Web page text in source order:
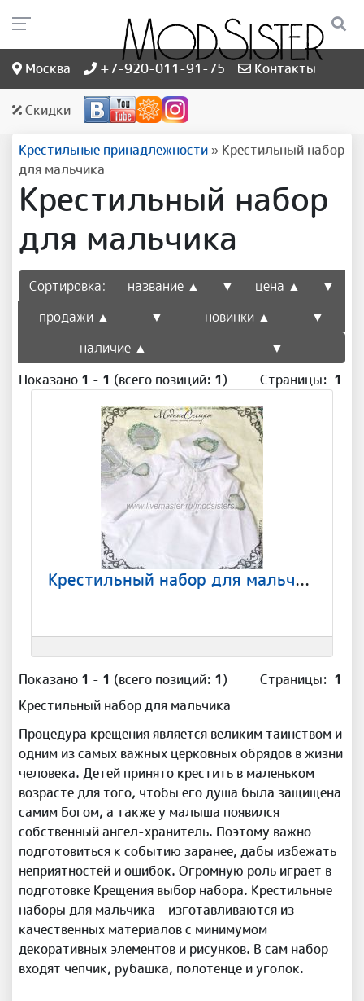
Москва +7-920-011-91-75 Контакты
Скидки
Крестильные принадлежности» Крестильный набор
для мальчика
Крестильный набор
для мальчика
Сортировка: название ▲ ▼ цена ▲
▼
продажи ▲
▼ новинки ▲
▼
наличие ▲
▼
Страницы: 1
Показано 1 - 1 (всего позиций: 1)
Крестильный набор для мальчика Арт.-045
Страницы: 1
Показано 1 - 1 (всего позиций: 1)
Крестильный набор для мальчика
Процедура крещения является великим таинством и
одним из самых важных церковных обрядов в жизни
человека. Детей принято крестить в маленьком
возрасте для того, чтобы его душа была защищена
самим Богом, а также у малыша появился
собственный ангел-хранитель. Поэтому важно
подготовиться к событию заранее, дабы избежать
неприятностей и ошибок. Огромную роль играет в
подготовке Крещения выбор набора. Крестильные
наборы для мальчика - изготавливаются из
качественных материалов с минимумом
декоративных элементов и рисунков. В сам набор
входят чепчик, рубашка, полотенце и уголок.